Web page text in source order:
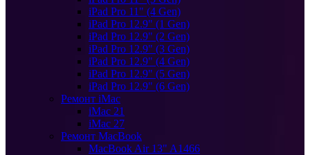
iPad Pro 11" (4 Gen)
iPad Pro 12.9" (1 Gen)
iPad Pro 12.9" (2 Gen)
iPad Pro 12.9" (3 Gen)
iPad Pro 12.9" (4 Gen)
iPad Pro 12.9" (5 Gen)
iPad Pro 12.9" (6 Gen)
Ремонт iMac
iMac 21
iMac 27
Ремонт MacBook
MacBook Air 13" A1466